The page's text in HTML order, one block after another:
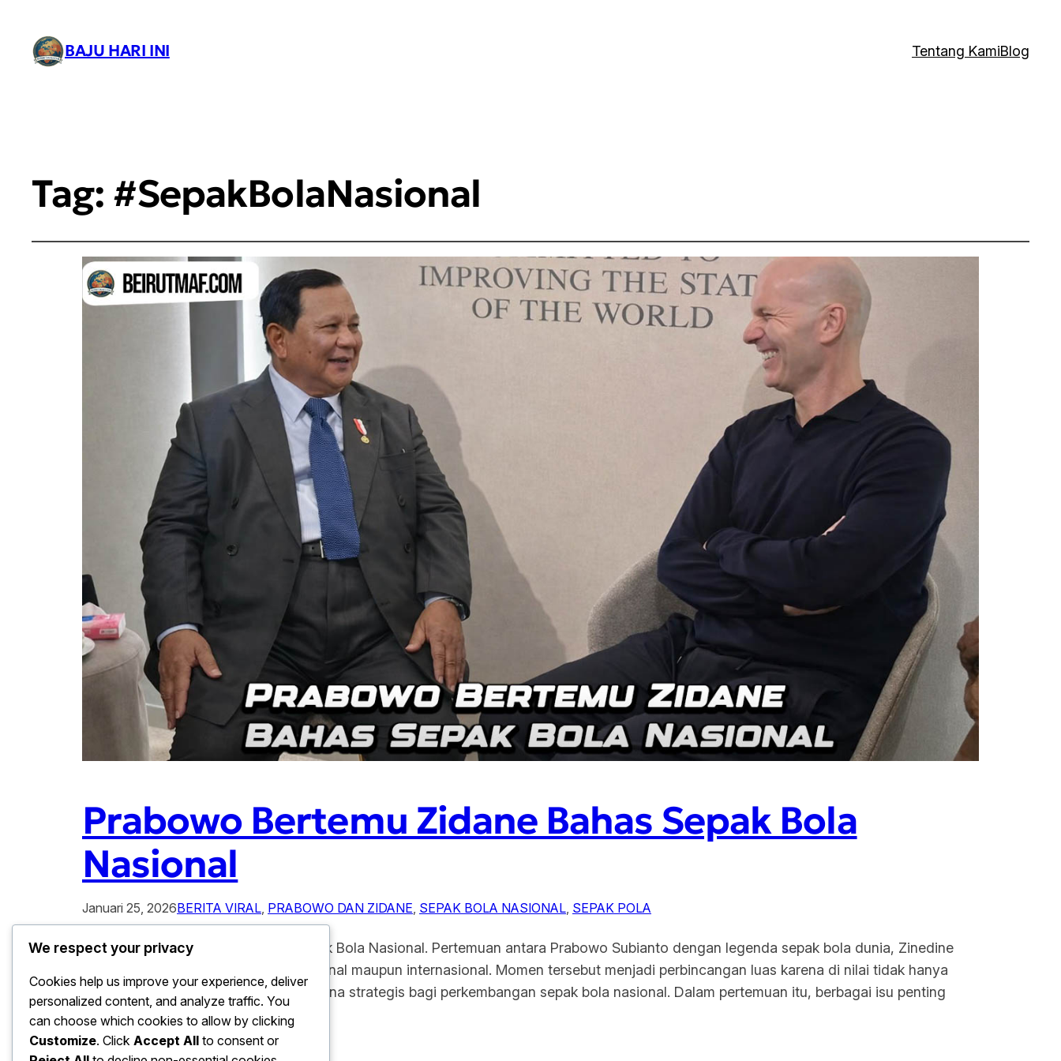
BAJU HARI INI Tentang KamiBlog
Tag: #SepakBolaNasional
Prabowo Bertemu Zidane Bahas Sepak Bola
Nasional
Januari 25, 2026BERITA VIRAL, PRABOWO DAN ZIDANE, SEPAK BOLA NASIONAL, SEPAK POLA
Prabowo Bertemu Zidane Bahas Sepak Bola Nasional. Pertemuan antara Prabowo Subianto dengan legenda sepak bola dunia, Zinedine
Zidane, menarik perhatian publik nasional maupun internasional. Momen tersebut menjadi perbincangan luas karena di nilai tidak hanya
bersifat simbolis, tetapi juga sarat makna strategis bagi perkembangan sepak bola nasional. Dalam pertemuan itu, berbagai isu penting
terkait olahraga, khususnya…
We respect your privacy
Cookies help us improve your experience, deliver
personalized content, and analyze traffic. You
can choose which cookies to allow by clicking
Customize. Click Accept All to consent or